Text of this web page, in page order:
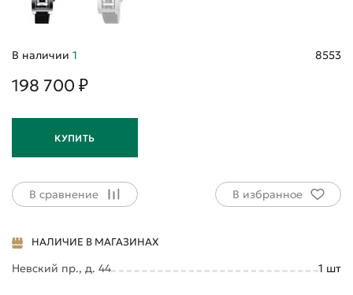
В наличии 1 8553
198 700 ₽
КУПИТЬ
В сравнение В избранное
НАЛИЧИЕ В МАГАЗИНАХ
Невский пр., д. 44 1 шт